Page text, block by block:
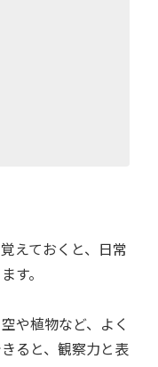
えておくと、日常
す。
や植物など、よく
ると、観察力と表